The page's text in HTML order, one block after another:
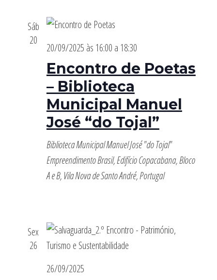
Sáb
20
Encontro de Poetas
– Biblioteca
Municipal Manuel
José “do Tojal”
20/09/2025 às 16:00 a 18:30
Biblioteca Municipal Manuel José "do Tojal"
Empreendimento Brasil, Edifício Copacabana, Bloco
A e B, Vila Nova de Santo André, Portugal
Sex
26
26/09/2025